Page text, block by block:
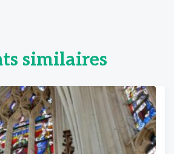
similaires